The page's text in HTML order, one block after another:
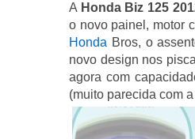
A Honda Biz 125
o novo painel, motor
Honda Bros, o
novo design nos
agora com
(muito parecida com